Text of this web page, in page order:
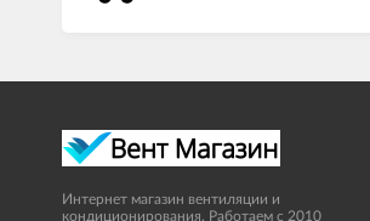
Интернет магазин вентиляции и
кондиционирования. Работаем с 2010